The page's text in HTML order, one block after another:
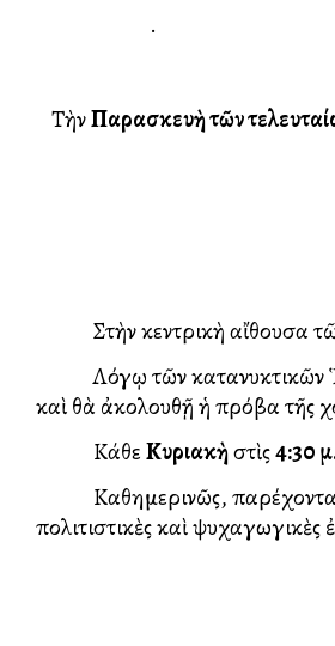
·
ΤὴνΠαρασκευὴτῶν
Στὴν κεντρικὴ αἴθουσα
Λόγῳ τῶν κατανυκτικῶν
καὶ θὰ ἀκολουθῇ ἡ πρόβα τῆς
ΚάθεΚυριακὴστὶς4:30
Καθημερινῶς, παρέχονται
πολιτιστικὲς καὶ